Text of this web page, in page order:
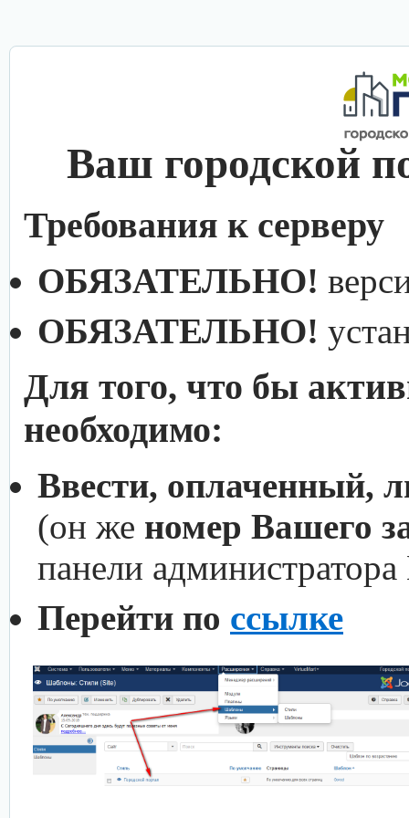
Ваш городской
Требования к серверу
ОБЯЗАТЕЛЬНО!
ОБЯЗАТЕЛЬНО!
Для того, что бы
необходимо:
Ввести, оплаченный,
(он же номер Вашего
панели
Перейти по ссылке